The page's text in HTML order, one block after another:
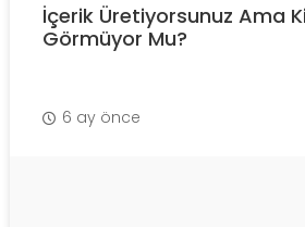
İçerik Üretiyorsunuz Ama
Görmüyor Mu?
6 ay önce